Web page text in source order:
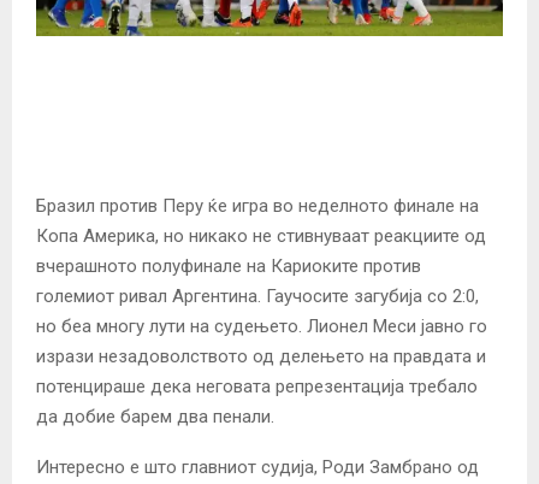
Бразил против Перу ќе игра во неделното финале на
Копа Америка, но никако не стивнуваат реакциите од
вчерашното полуфинале на Кариоките против
големиот ривал Аргентина. Гаучосите загубија со 2:0,
но беа многу лути на судењето. Лионел Меси јавно го
изрази незадоволството од делењето на правдата и
потенцираше дека неговата репрезентација требало
да добие барем два пенали.
Интересно е што главниот судија, Роди Замбрано од